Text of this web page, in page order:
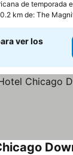
de temporada
km de: The
ver los